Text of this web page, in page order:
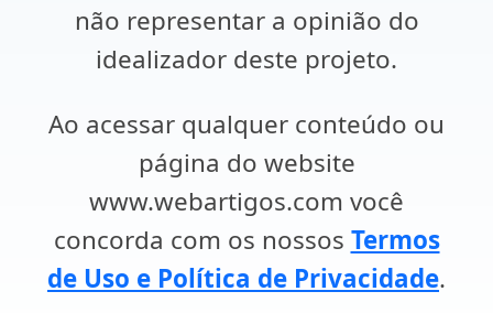
não representar a opinião do
idealizador deste projeto.
Ao acessar qualquer conteúdo ou
página do website
www.webartigos.com você
concorda com os nossos Termos
de Uso e Política de Privacidade.